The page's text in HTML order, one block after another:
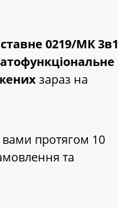
0219/МК 3в1
зараз на
протягом 10
та